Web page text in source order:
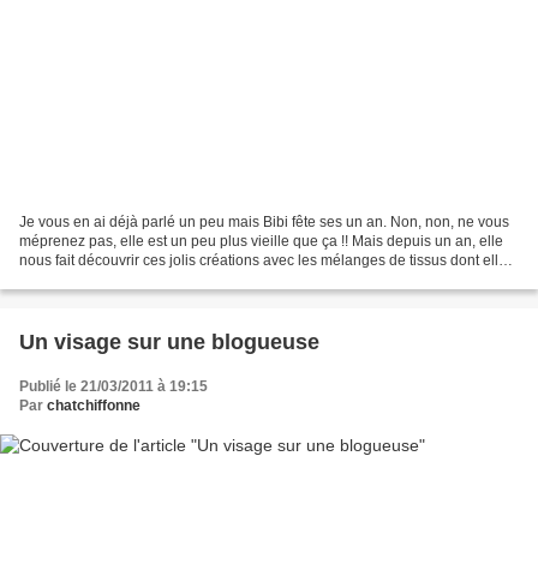
Je vous en ai déjà parlé un peu mais Bibi fête ses un an. Non, non, ne vous
méprenez pas, elle est un peu plus vieille que ça !! Mais depuis un an, elle
nous fait découvrir ces jolis créations avec les mélanges de tissus dont elle a
Un visage sur une blogueuse
Publié le 21/03/2011 à 19:15
Par chatchiffonne